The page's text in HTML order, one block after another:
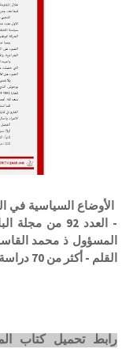
- العدد 92 من
المسؤول ذ محمد
القلم - أكثر من 70 دراسة علمية